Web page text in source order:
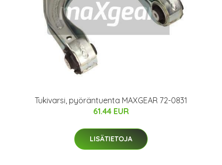
Tukivarsi, pyöräntuenta MAXGEAR 72-0831
61.44 EUR
LISÄTIETOJA